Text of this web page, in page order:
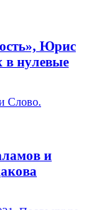
Юрис
в нулевые
и